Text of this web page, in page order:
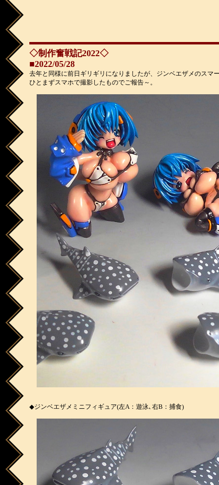
◇制作奮戦記2022◇
■2022/05/28
去年と同様に前日ギリギリになりましたが、ジンベエザメのスマ
ひとまずスマホで撮影したものでご報告～。
◆ジンベエザメミニフィギュア(左A：遊泳､右B：捕食)